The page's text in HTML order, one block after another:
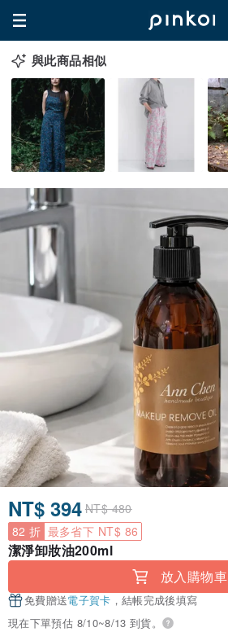
與此商品相似
NT$ 394 NT$ 480
82 折 最多省下 NT$ 86
潔淨卸妝油200ml
放入購物車
免費贈送電子賀卡 ，結帳完成後填寫
現在下單預估 8/10~8/13 到貨。